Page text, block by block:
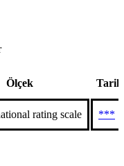
Ölçek Tarih
rating scale ***